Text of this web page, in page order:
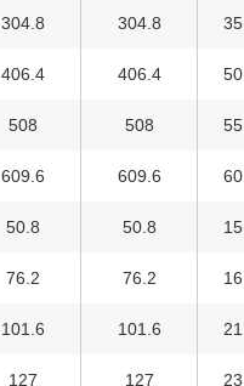
304.8 304.8 35
406.4 406.4 50
508 508 55
609.6 609.6 60
50.8 50.8 15
76.2 76.2 16
101.6 101.6 21
127 127 23